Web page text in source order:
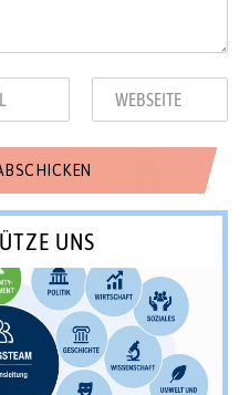
UNS